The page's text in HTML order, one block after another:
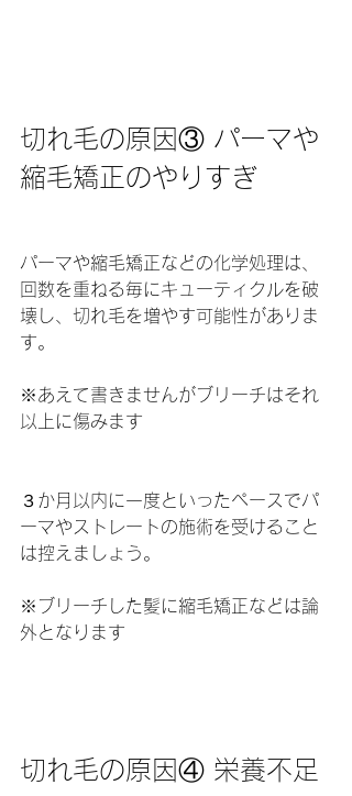
切れ毛の原因③ パーマや
縮毛矯正のやりすぎ
パーマや縮毛矯正などの化学処理は、
回数を重ねる毎にキューティクルを破
壊し、切れ毛を増やす可能性がありま
す。
※あえて書きませんがブリーチはそれ
以上に傷みます
３か月以内に一度といったペースでパ
ーマやストレートの施術を受けること
は控えましょう。
※ブリーチした髪に縮毛矯正などは論
外となります
切れ毛の原因④ 栄養不足